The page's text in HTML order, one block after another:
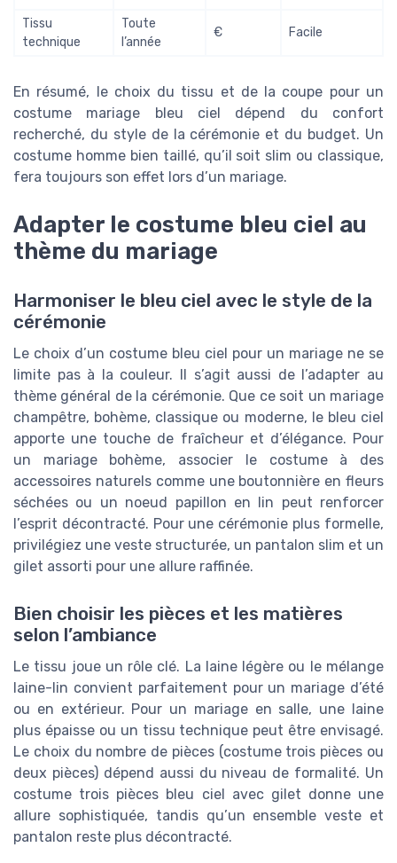
Tissu
technique
Toute
l’année
€ Facile
En résumé, le choix du tissu et de la coupe pour un
costume mariage bleu ciel dépend du confort
recherché, du style de la cérémonie et du budget. Un
costume homme bien taillé, qu’il soit slim ou classique,
fera toujours son effet lors d’un mariage.
Adapter le costume bleu ciel au
thème du mariage
Harmoniser le bleu ciel avec le style de la
cérémonie
Le choix d’un costume bleu ciel pour un mariage ne se
limite pas à la couleur. Il s’agit aussi de l’adapter au
thème général de la cérémonie. Que ce soit un mariage
champêtre, bohème, classique ou moderne, le bleu ciel
apporte une touche de fraîcheur et d’élégance. Pour
un mariage bohème, associer le costume à des
accessoires naturels comme une boutonnière en fleurs
séchées ou un noeud papillon en lin peut renforcer
l’esprit décontracté. Pour une cérémonie plus formelle,
privilégiez une veste structurée, un pantalon slim et un
gilet assorti pour une allure raffinée.
Bien choisir les pièces et les matières
selon l’ambiance
Le tissu joue un rôle clé. La laine légère ou le mélange
laine-lin convient parfaitement pour un mariage d’été
ou en extérieur. Pour un mariage en salle, une laine
plus épaisse ou un tissu technique peut être envisagé.
Le choix du nombre de pièces (costume trois pièces ou
deux pièces) dépend aussi du niveau de formalité. Un
costume trois pièces bleu ciel avec gilet donne une
allure sophistiquée, tandis qu’un ensemble veste et
pantalon reste plus décontracté.